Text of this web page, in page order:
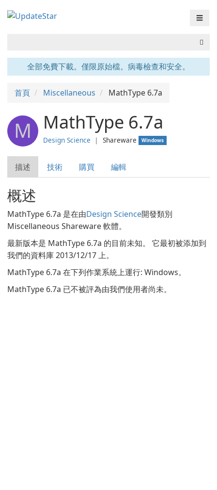
☰
全部免費下載。僅限原始檔。病毒檢查和安全。
首頁 Miscellaneous MathType 6.7a
M MathType 6.7a
Design Science ❘ Shareware Windows
描述 技術 購買 編輯
概述
MathType 6.7a 是在由Design Science開發類別
Miscellaneous Shareware 軟體。
最新版本是 MathType 6.7a 的目前未知。 它最初被添加到
我們的資料庫 2013/12/17 上。
MathType 6.7a 在下列作業系統上運行: Windows。
MathType 6.7a 已不被評為由我們使用者尚未。